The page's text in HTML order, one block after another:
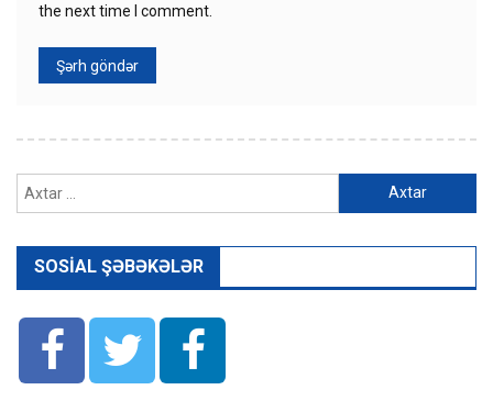
the next time I comment.
SOSIAL ŞƏBƏKƏLƏR